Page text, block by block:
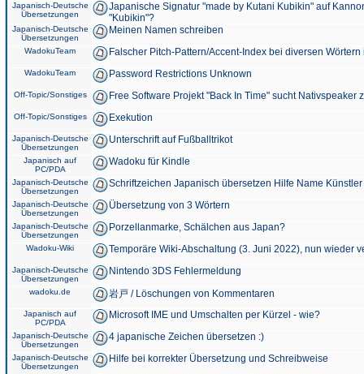
Japanisch-Deutsche
Übersetzungen
Japanische Signatur "made by Kutani Kubikin" auf
"Kubikin"?
Japanisch-Deutsche
Übersetzungen
Meinen Namen schreiben
WadokuTeam Falscher Pitch-Pattern/Accent-Index bei diversen
WadokuTeam Password Restrictions Unknown
Off-Topic/Sonstiges Free Software Projekt "Back In Time" sucht Nativspeaker
Off-Topic/Sonstiges Exekution
Japanisch-Deutsche
Übersetzungen
Unterschrift auf Fußballtrikot
Japanisch auf
PC/PDA
Wadoku für Kindle
Japanisch-Deutsche
Übersetzungen
Schriftzeichen Japanisch übersetzen Hilfe Name
Japanisch-Deutsche
Übersetzungen
Übersetzung von 3 Wörtern
Japanisch-Deutsche
Übersetzungen
Porzellanmarke, Schälchen aus Japan?
Wadoku-Wiki Temporäre Wiki-Abschaltung (3. Juni 2022), nun wieder
Japanisch-Deutsche
Übersetzungen
Nintendo 3DS Fehlermeldung
wadoku.de 岩戸 / Löschungen von Kommentaren
Japanisch auf
PC/PDA
Microsoft IME und Umschalten per Kürzel - wie?
Japanisch-Deutsche
Übersetzungen
4 japanische Zeichen übersetzen :)
Japanisch-Deutsche
Übersetzungen
Hilfe bei korrekter Übersetzung und Schreibweise